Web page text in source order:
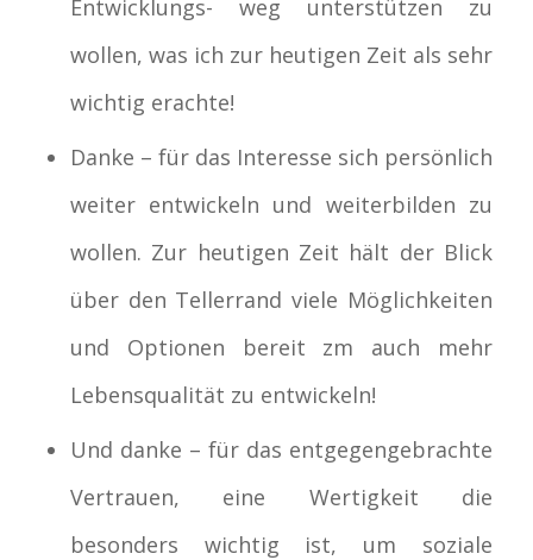
Entwicklungs- weg unterstützen zu
wollen, was ich zur heutigen Zeit als sehr
wichtig erachte!
Danke – für das Interesse sich persönlich
weiter entwickeln und weiterbilden zu
wollen. Zur heutigen Zeit hält der Blick
über den Tellerrand viele Möglichkeiten
und Optionen bereit zm auch mehr
Lebensqualität zu entwickeln!
Und danke – für das entgegengebrachte
Vertrauen, eine Wertigkeit die
besonders wichtig ist, um soziale